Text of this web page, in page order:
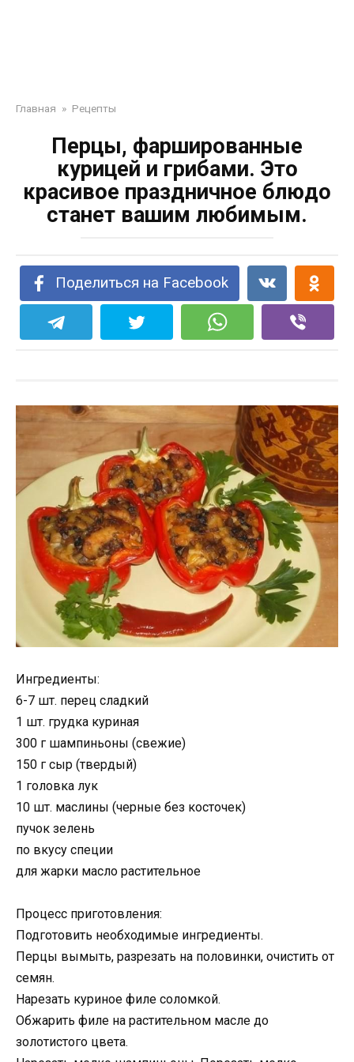
Главная » Рецепты
Перцы, фаршированные
курицей и грибами. Это
красивое праздничное блюдо
станет вашим любимым.
Поделиться на Facebook
Ингредиенты:
6-7 шт. перец сладкий
1 шт. грудка куриная
300 г шампиньоны (свежие)
150 г сыр (твердый)
1 головка лук
10 шт. маслины (черные без косточек)
пучок зелень
по вкусу специи
для жарки масло растительное
Процесс приготовления:
Подготовить необходимые ингредиенты.
Перцы вымыть, разрезать на половинки, очистить от
семян.
Нарезать куриное филе соломкой.
Обжарить филе на растительном масле до
золотистого цвета.